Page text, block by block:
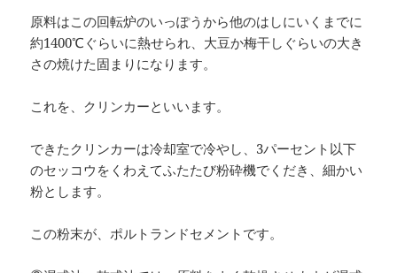
原料はこの回転炉のいっぽうから他のはしにいくまでに
約1400℃ぐらいに熱せられ、大豆か梅干しぐらいの大き
さの焼けた固まりになります。
これを、クリンカーといいます。
できたクリンカーは冷却室で冷やし、3パーセント以下
のセッコウをくわえてふたたび粉砕機でくだき、細かい
粉とします。
この粉末が、ポルトランドセメントです。